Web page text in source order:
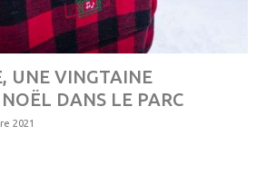
UNE VINGTAINE
DANS LE PARC
2021